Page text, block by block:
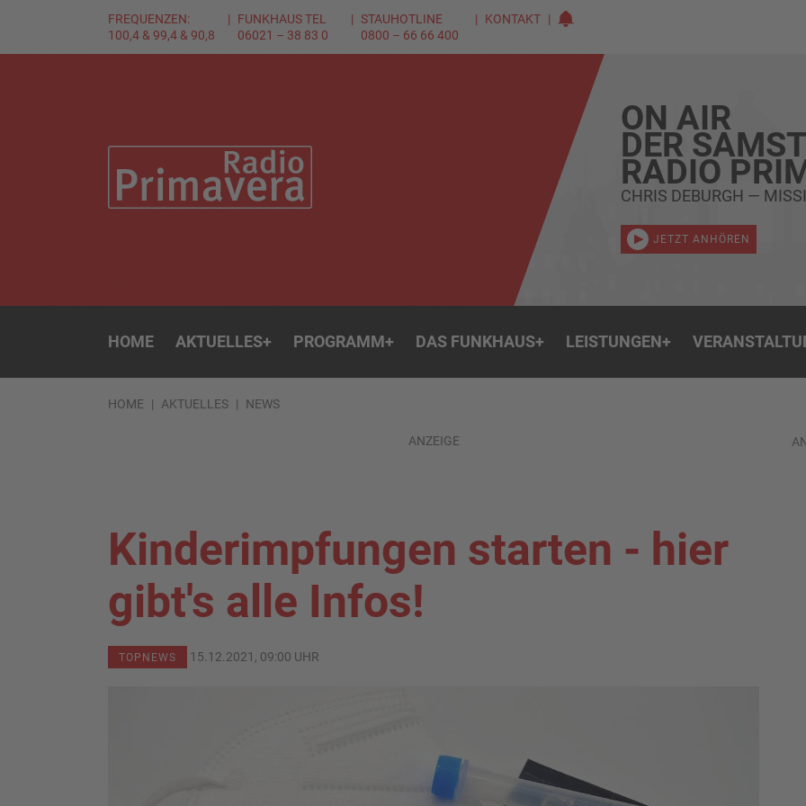
FREQUENZEN:
100,4 & 99,4 & 90,8
FUNKHAUS TEL
06021 – 38 83 0
STAUHOTLINE
0800 – 66 66 400
KONTAKT
ON AIR
DER
RADIO
CHRIS DEBURGH —
JETZT ANHÖREN
HOME AKTUELLES+ PROGRAMM+ DAS FUNKHAUS+ LEISTUNGEN+
HOME AKTUELLES NEWS
ANZEIGE
Kinderimpfungen starten - hier
gibt's alle Infos!
TOPNEWS 15.12.2021, 09:00 UHR